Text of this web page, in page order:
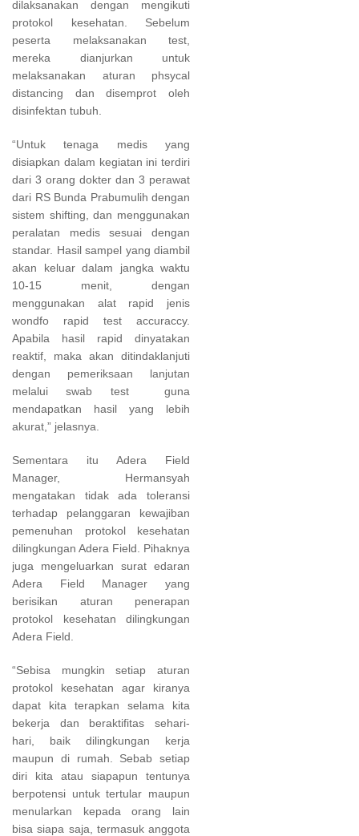
dilaksanakan dengan mengikuti
protokol kesehatan. Sebelum
peserta melaksanakan test,
mereka dianjurkan untuk
melaksanakan aturan phsycal
distancing dan disemprot oleh
disinfektan tubuh.
“Untuk tenaga medis yang
disiapkan dalam kegiatan ini terdiri
dari 3 orang dokter dan 3 perawat
dari RS Bunda Prabumulih dengan
sistem shifting, dan menggunakan
peralatan medis sesuai dengan
standar. Hasil sampel yang diambil
akan keluar dalam jangka waktu
10-15 menit, dengan
menggunakan alat rapid jenis
wondfo rapid test accuraccy.
Apabila hasil rapid dinyatakan
reaktif, maka akan ditindaklanjuti
dengan pemeriksaan lanjutan
melalui swab test guna
mendapatkan hasil yang lebih
akurat,” jelasnya.
Sementara itu Adera Field
Manager, Hermansyah
mengatakan tidak ada toleransi
terhadap pelanggaran kewajiban
pemenuhan protokol kesehatan
dilingkungan Adera Field. Pihaknya
juga mengeluarkan surat edaran
Adera Field Manager yang
berisikan aturan penerapan
protokol kesehatan dilingkungan
Adera Field.
“Sebisa mungkin setiap aturan
protokol kesehatan agar kiranya
dapat kita terapkan selama kita
bekerja dan beraktifitas sehari-
hari, baik dilingkungan kerja
maupun di rumah. Sebab setiap
diri kita atau siapapun tentunya
berpotensi untuk tertular maupun
menularkan kepada orang lain
bisa siapa saja, termasuk anggota